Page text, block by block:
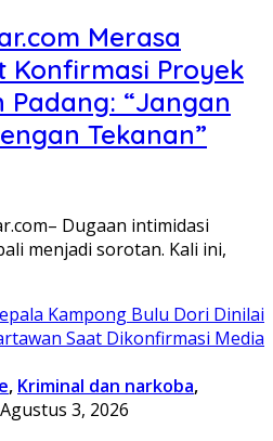
Merasa
Konfirmasi Proyek
Padang: “Jangan
Tekanan”
Dugaan intimidasi
menjadi sorotan. Kali ini,
, Kriminal dan narkoba,
Agustus 3, 2026